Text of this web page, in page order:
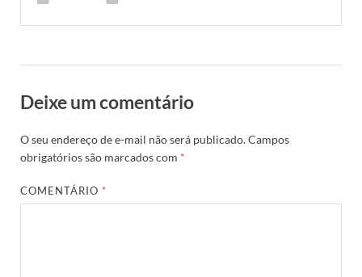
Deixe um comentário
O seu endereço de e-mail não será publicado.Campos
obrigatórios são marcados com *
COMENTÁRIO*